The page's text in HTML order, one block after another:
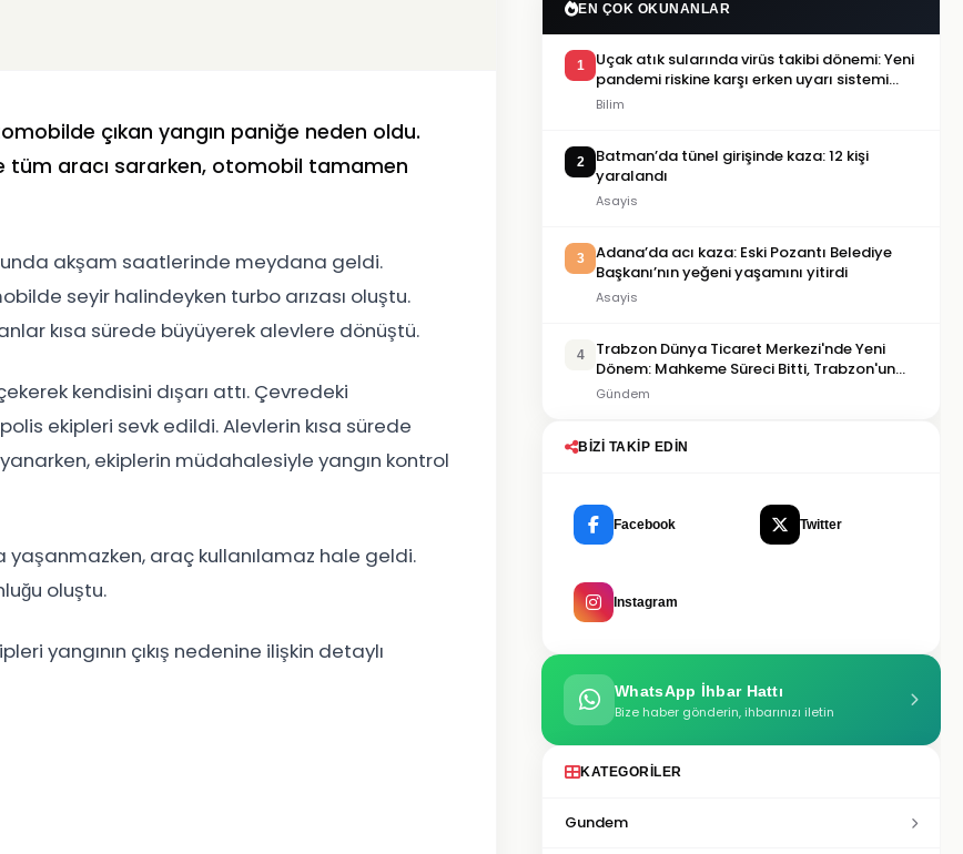
çıkan yangın paniğe neden oldu.
tüm aracı sararken, otomobil tamamen
akşam saatlerinde meydana geldi.
seyir halindeyken turbo arızası oluştu.
kısa sürede büyüyerek alevlere dönüştü.
kendisini dışarı attı. Çevredeki
ekipleri sevk edildi. Alevlerin kısa sürede
ekiplerin müdahalesiyle yangın kontrol
araç kullanılamaz hale geldi.
oluştu.
yangının çıkış nedenine ilişkin detaylı
EN ÇOK OKUNANLAR
1
Uçak atık sularında virüs takibi dönemi: Yeni
pandemi riskine karşı erken uyarı sistemi
geliştiriliyor
Bilim
2
Batman’da tünel girişinde kaza: 12 kişi
yaralandı
Asayis
3
Adana’da acı kaza: Eski Pozantı Belediye
Başkanı’nın yeğeni yaşamını yitirdi
Asayis
4
Trabzon Dünya Ticaret Merkezi'nde Yeni
Dönem: Mahkeme Süreci Bitti, Trabzon'un
Dev Projesi Ne Zaman Tamamlanacak?
Gündem
BIZI TAKIP EDIN
Facebook Twitter
Instagram
WhatsApp İhbar Hattı
Bize haber gönderin, ihbarınızı iletin
KATEGORILER
Gundem